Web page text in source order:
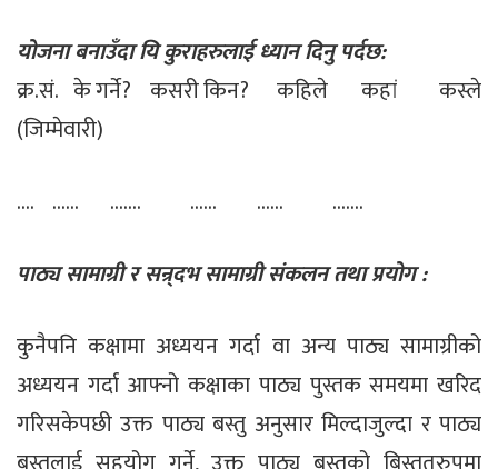
योजना बनाउँदा यि कुराहरुलाई ध्यान दिनु पर्दछ:
क्र.सं. के गर्ने? कसरी किन? कहिले कहां कस्ले
(जिम्मेवारी)
.... ...... ....... ...... ...... .......
पाठ्य सामाग्री र सन्र्दभ सामाग्री संकलन तथा प्रयोग :
कुनैपनि कक्षामा अध्ययन गर्दा वा अन्य पाठ्य सामाग्रीको
अध्ययन गर्दा आफ्नो कक्षाका पाठ्य पुस्तक समयमा खरिद
गरिसकेपछी उक्त पाठ्य बस्तु अनुसार मिल्दाजुल्दा र पाठ्य